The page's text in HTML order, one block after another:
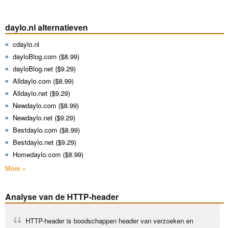
daylo.nl alternatieven
cdaylo.nl
dayloBlog.com ($8.99)
dayloBlog.net ($9.29)
Alldaylo.com ($8.99)
Alldaylo.net ($9.29)
Newdaylo.com ($8.99)
Newdaylo.net ($9.29)
Bestdaylo.com ($8.99)
Bestdaylo.net ($9.29)
Homedaylo.com ($8.99)
More »
Analyse van de HTTP-header
HTTP-header is boodschappen header van verzoeken en